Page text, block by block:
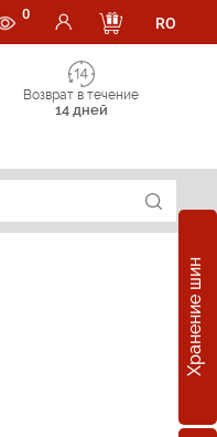
0
RO
Возврат в течение
14 дней
Хранение шин